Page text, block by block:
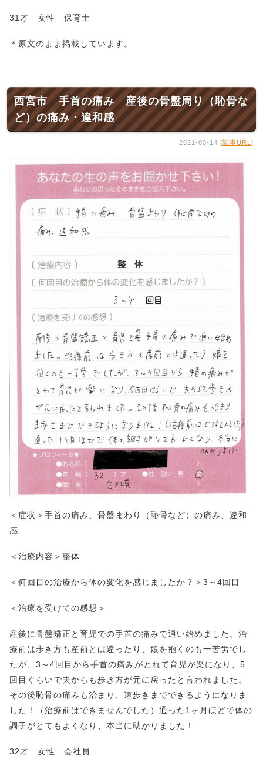
31才 女性 保育士
＊原文のまま掲載しています。
西宮市 手首の痛み 産後の骨盤周り（恥骨な
ど）の痛み・違和感
2021-03-14 [記事URL ]
＜症状＞手首の痛み、骨盤まわり（恥骨など）の痛み、違和
感
＜治療内容＞整体
＜何回目の治療から体の変化を感じましたか？＞3～4回目
＜治療を受けての感想＞
産後に骨盤矯正と育児での手首の痛みで通い始めました。治
療前は歩き方も産前とは違ったり、娘を抱くのも一苦労でし
たが、3～4回目から手首の痛みがとれて育児が楽になり、5
回目ぐらいで夫からも歩き方が元に戻ったと言われました。
その後恥骨の痛みも治まり、速歩きまでできるようになりま
した！（治療前はできませんでした）通った1ヶ月ほどで体の
調子がとてもよくなり、本当に助かりました！
32才 女性 会社員